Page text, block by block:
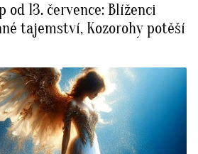
od 13. července: Blíženci
tajemství, Kozorohy potěší